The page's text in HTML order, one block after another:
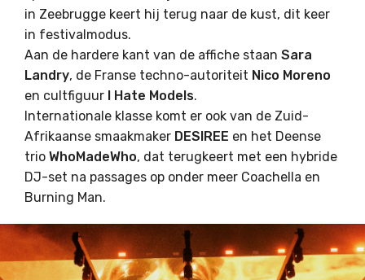
in Zeebrugge keert hij terug naar de kust, dit keer
in festivalmodus.
Aan de hardere kant van de affiche staan Sara
Landry, de Franse techno-autoriteit Nico Moreno
en cultfiguur
I Hate Models.
Internationale klasse komt er ook van de Zuid-
Afrikaanse smaakmaker DESIREE en het Deense
trio WhoMadeWho, dat terugkeert met een hybride
DJ-set na passages op onder meer Coachella en
Burning Man.